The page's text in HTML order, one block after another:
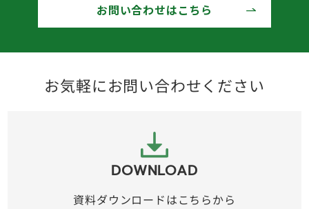
お問い合わせはこちら
お気軽にお問い合わせください
DOWNLOAD
資料ダウンロードはこちらから